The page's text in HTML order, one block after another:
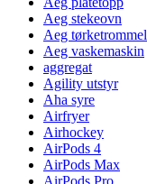
Aeg stekeovn
Aeg tørketrommel
Aeg vaskemaskin
aggregat
Agility utstyr
Aha syre
Airfryer
Airhockey
AirPods 4
AirPods Max
AirPods Pro